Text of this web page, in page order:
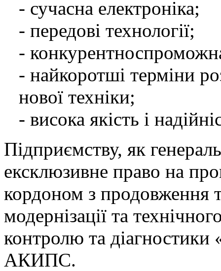
- сучасна електроніка;
- передові технології;
-
- найкоротші терміни
нової техніки;
- висока якість і
Підприємству, як
ексклюзивне право на
кордоном з продовження
модернізації та
контролю та діагностики
АКИПС.